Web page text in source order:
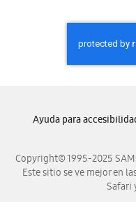
Copyright© 1995-2025
Este sitio se ve mejor en
Safari
Ayuda para